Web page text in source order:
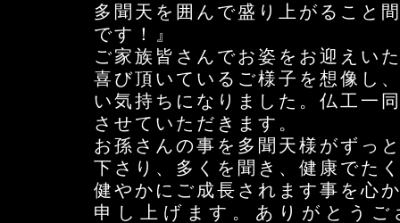
多聞天を囲んで盛り上がること
です！』
ご家族皆さんでお姿をお迎えい
喜び頂いているご様子を想像し
い気持ちになりました。仏工一
させていただきます。
お孫さんの事を多聞天様がずっ
下さり、多くを聞き、健康でた
健やかにご成長されます事を心
申し上げます。ありがとうご